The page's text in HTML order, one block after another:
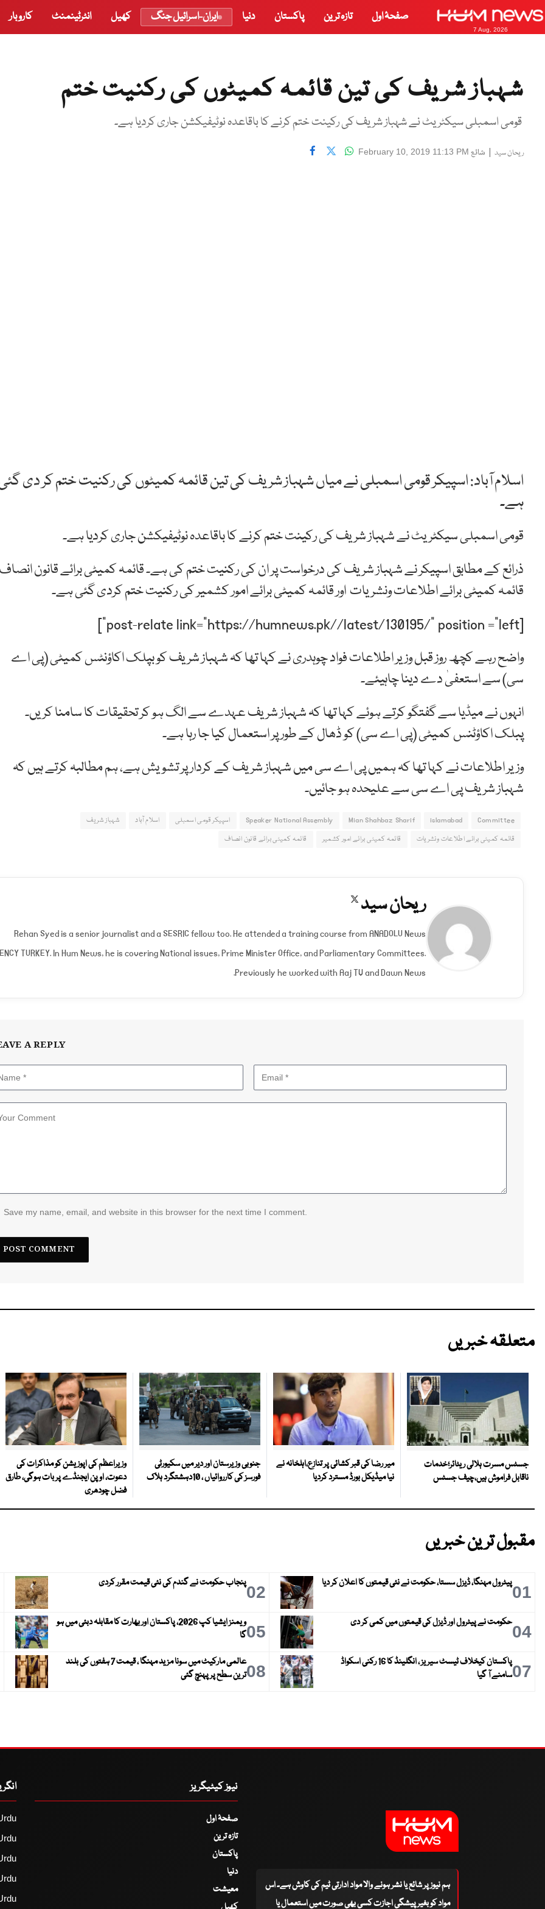
7 Aug, 2026
صفحۂ اول تازہ ترین پاکستان دنیا ایران-اسرائیل جنگ کھیل انٹرٹینمنٹ کاروبار
شہباز شریف کی تین قائمہ کمیٹوں کی رکنیت ختم
قومی اسمبلی سیکٹریٹ نے شہباز شریف کی رکینت ختم کرنے کا باقاعدہ نوٹیفیکشن جاری کردیا ہے۔
ریحان سید | شائع February 10, 2019 11:13 PM
اسلام آباد: اسپیکر قومی اسمبلی نے میاں شہباز شریف کی تین قائمہ کمیٹوں کی رکنیت ختم کر دی
ہے۔
قومی اسمبلی سیکٹریٹ نے شہباز شریف کی رکینت ختم کرنے کا باقاعدہ نوٹیفیکشن جاری کردیا ہے۔
ذرائع کے مطابق اسپیکر نے شہباز شریف کی درخواست پر ان کی رکنیت ختم کی ہے۔ قائمہ کمیٹی برائے قانون
قائمہ کمیٹی برائے اطلاعات ونشریات اور قائمہ کمیٹی برائے امور کشمیر کی رکنیت ختم کردی گئی ہے۔
[post-relate link=”https://humnews.pk//latest/130195/” position =”left”]
واضح رہے کچھ روز قبل وزیر اطلاعات فواد چوہدری نے کہا تھا کہ شہباز شریف کو بپلک اکاؤنٹس کمیٹی (پی اے
سی) سے استعفیٰ دے دینا چاہیئے۔
انہوں نے میڈیا سے گفتگو کرتے ہوئے کہا تھا کہ شہباز شریف عہدے سے الگ ہو کر تحقیقات کا سامنا کریں۔
پبلک اکاؤٹنس کمیٹی (پی اے سی) کو ڈھال کے طور پر استعمال کیا جا رہا ہے۔
وزیر اطلاعات نے کہا تھا کہ ہمیں پی اے سی میں شہباز شریف کے کردار پر تشویش ہے، ہم مطالبہ کرتے ہیں کہ
شہباز شریف پی اے سی سے علیحدہ ہو جائیں۔
Committee
islamabad
Mian Shahbaz Sharif
Speaker National Assembly اسپیکر قومی اسمبلی اسلام آباد
شہباز شریف
قائمہ کمیٹی برائے اطلاعات ونشریات
قائمہ کمیٹی برائے امور کشمیر قائمہ کمیٹی برائے قانون انصاف
ریحان سید
Rehan Syed is a senior journalist and a SESRIC fellow too. He attended a training course from ANADOLU News
TURKEY. In Hum News, he is covering National issues, Prime Minister Office, and Parliamentary Committees.
Previously he worked with Aaj TV and Dawn News.
A REPLY
Save my name, email, and website in this browser for the next time I comment.
متعلقہ خبریں
جسٹس مسرت ہلالی ریٹائر؛خدمات
ناقابل فراموش ہیں،چیف جسٹس
میر رضا کی قبر کشائی پر تنازع،اہلخانہ نے
نیا میڈیکل بورڈ مسترد کردیا
جنوبی وزیرستان اور دیر میں سکیورٹی
فورسز کی کارروائیاں ، 10دہشتگرد ہلاک
وزیراعظم کی اپوزیشن کو مذاکرات کی
دعوت، اوپن ایجنڈے پر بات ہوگی، طارق
فضل چودھری
مقبول ترین خبریں
01پیٹرول مہنگا، ڈیزل سستا، حکومت نے نئی قیمتوں کا اعلان کر دیا 02پنجاب حکومت نے گندم کی نئی قیمت مقرر کردی
04حکومت نے پیٹرول اور ڈیزل کی قیمتوں میں کمی کر دی 05
ویمنز ایشیا کپ 2026، پاکستان اور بھارت کا مقابلہ دبئی میں ہو
گا
07
پاکستان کیخلاف ٹیسٹ سیریز ، انگلینڈ کا 16 رکنی اسکواڈ
سامنے آ گیا
08
عالمی مارکیٹ میں سونا مزید مہنگا ، قیمت 7 ہفتوں کی بلند
ترین سطح پر پہنچ گئی
ہم نیوز پر شائع یا نشر ہونے والا مواد ادارتی ٹیم کی کاوش ہے۔ اس
مواد کو بغیر پیشگی اجازت کسی بھی صورت میں استعمال یا
نیوز کیٹیگریز
صفحۂ اول
تازہ ترین
پاکستان
دنیا
معیشت